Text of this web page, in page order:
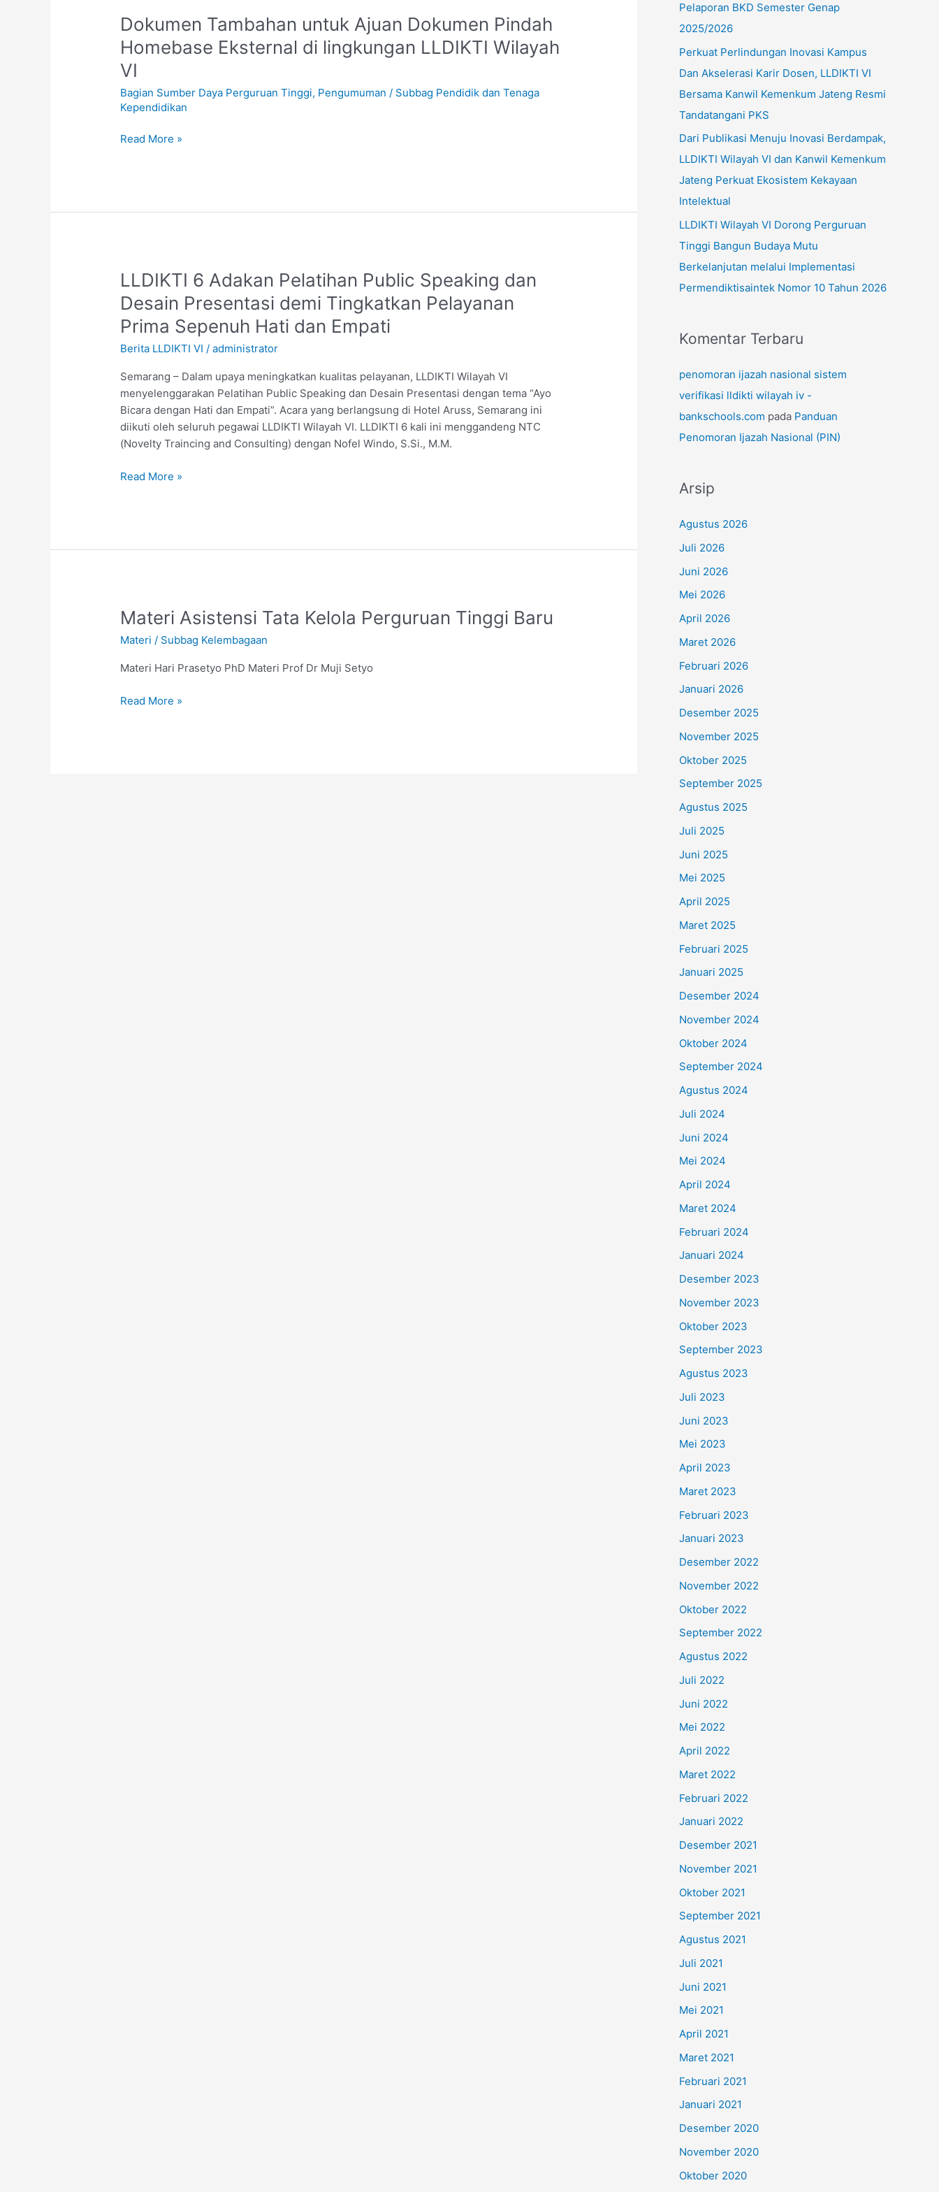
Dokumen Tambahan untuk Ajuan Dokumen Pindah
Homebase Eksternal di lingkungan LLDIKTI Wilayah
VI
Bagian Sumber Daya Perguruan Tinggi, Pengumuman / Subbag Pendidik dan Tenaga
Kependidikan
Dokumen
untuk
Ajuan
Dokumen
Pindah
Eksternal
Read More »
LLDIKTI 6 Adakan Pelatihan Public Speaking dan
Desain Presentasi demi Tingkatkan Pelayanan
Prima Sepenuh Hati dan Empati
Berita LLDIKTI VI /administrator
Semarang – Dalam upaya meningkatkan kualitas pelayanan, LLDIKTI Wilayah VI
menyelenggarakan Pelatihan Public Speaking dan Desain Presentasi dengan tema “Ayo
Bicara dengan Hati dan Empati”. Acara yang berlangsung di Hotel Aruss, Semarang ini
diikuti oleh seluruh pegawai LLDIKTI Wilayah VI. LLDIKTI 6 kali ini menggandeng NTC
(Novelty Traincing and Consulting) dengan Nofel Windo, S.Si., M.M.
LLDIKTI
Adakan
Pelatihan
Public
dan
Desain
Presentasi
demi
Tingkatkan
Prima
Read More »
Materi Asistensi Tata Kelola Perguruan Tinggi Baru
Materi / Subbag Kelembagaan
Materi Hari Prasetyo PhD Materi Prof Dr Muji Setyo
Materi
Tata
Kelola
Tinggi
Read More »
:
Pelaporan BKD Semester Genap
2025/2026
Perkuat Perlindungan Inovasi Kampus
Dan Akselerasi Karir Dosen, LLDIKTI VI
Bersama Kanwil Kemenkum Jateng Resmi
Tandatangani PKS
Dari Publikasi Menuju Inovasi Berdampak,
LLDIKTI Wilayah VI dan Kanwil Kemenkum
Jateng Perkuat Ekosistem Kekayaan
Intelektual
LLDIKTI Wilayah VI Dorong Perguruan
Tinggi Bangun Budaya Mutu
Berkelanjutan melalui Implementasi
Permendiktisaintek Nomor 10 Tahun 2026
Komentar Terbaru
penomoran ijazah nasional sistem
verifikasi lldikti wilayah iv -
bankschools.com pada Panduan
Penomoran Ijazah Nasional (PIN)
Arsip
Agustus 2026
Juli 2026
Juni 2026
Mei 2026
April 2026
Maret 2026
Februari 2026
Januari 2026
Desember 2025
November 2025
Oktober 2025
September 2025
Agustus 2025
Juli 2025
Juni 2025
Mei 2025
April 2025
Maret 2025
Februari 2025
Januari 2025
Desember 2024
November 2024
Oktober 2024
September 2024
Agustus 2024
Juli 2024
Juni 2024
Mei 2024
April 2024
Maret 2024
Februari 2024
Januari 2024
Desember 2023
November 2023
Oktober 2023
September 2023
Agustus 2023
Juli 2023
Juni 2023
Mei 2023
April 2023
Maret 2023
Februari 2023
Januari 2023
Desember 2022
November 2022
Oktober 2022
September 2022
Agustus 2022
Juli 2022
Juni 2022
Mei 2022
April 2022
Maret 2022
Februari 2022
Januari 2022
Desember 2021
November 2021
Oktober 2021
September 2021
Agustus 2021
Juli 2021
Juni 2021
Mei 2021
April 2021
Maret 2021
Februari 2021
Januari 2021
Desember 2020
November 2020
Oktober 2020